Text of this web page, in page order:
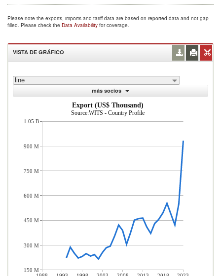
Please note the exports, imports and tariff data are based on reported data and not gap
filled. Please check the Data Availability for coverage.
VISTA DE GRÁFICO
line
más socios
Export (US$ Thousand)
Source:WITS - Country Profile
1.05 B
900 M
750 M
600 M
450 M
300 M
150 M